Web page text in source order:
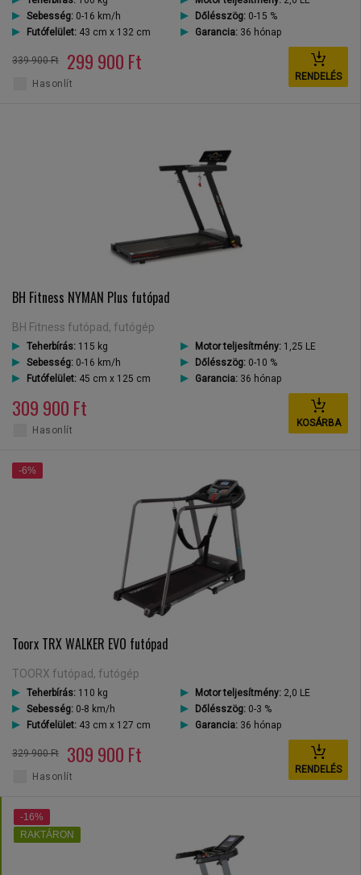
Sebesség: 0-16 km/h Dőlésszög:0-15 %
Futófelület: 43 cm x 132 cm Garancia:36 hónap
339 900 Ft 299 900 Ft
RENDELÉS
Hasonlít
BH Fitness NYMAN Plus futópad
BH Fitness futópad, futógép
Teherbírás: 115 kg Motor teljesítmény: 1,25 LE
Sebesség: 0-16 km/h Dőlésszög:0-10 %
Futófelület: 45 cm x 125 cm Garancia:36 hónap
309 900 Ft
KOSÁRBA
Hasonlít
Toorx TRX WALKER EVO futópad
TOORX futópad, futógép
Teherbírás: 110 kg Motor teljesítmény:2,0 LE
Sebesség: 0-8 km/h Dőlésszög:0-3 %
Futófelület: 43 cm x 127 cm Garancia:36 hónap
329 900 Ft 309 900 Ft
RENDELÉS
-6%
Hasonlít
-16%
RAKTÁRON